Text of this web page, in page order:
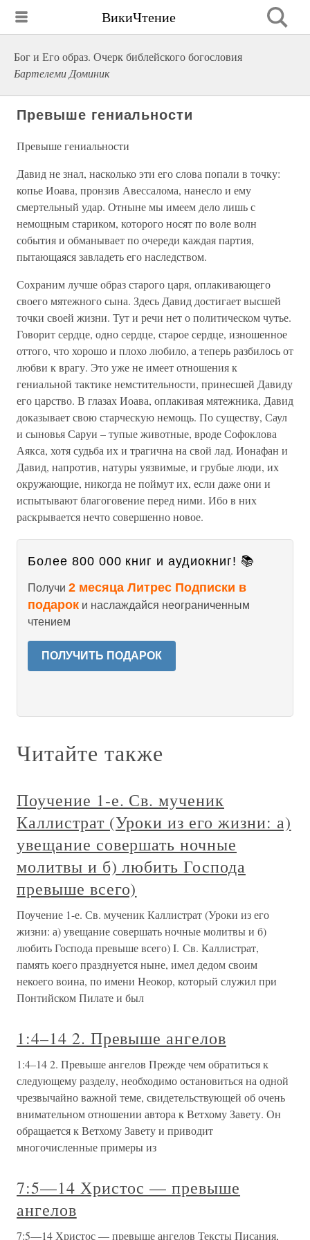
ВикиЧтение
Бог и Его образ. Очерк библейского богословия
Бартелеми Доминик
Превыше гениальности
Превыше гениальности
Давид не знал, насколько эти его слова попали в точку:
копье Иоава, пронзив Авессалома, нанесло и ему
смертельный удар. Отныне мы имеем дело лишь с
немощным стариком, которого носят по воле волн
события и обманывает по очереди каждая партия,
пытающаяся завладеть его наследством.
Сохраним лучше образ старого царя, оплакивающего
своего мятежного сына. Здесь Давид достигает высшей
точки своей жизни. Тут и речи нет о политическом чутье.
Говорит сердце, одно сердце, старое сердце, изношенное
оттого, что хорошо и плохо любило, а теперь разбилось от
любви к врагу. Это уже не имеет отношения к
гениальной тактике немстительности, принесшей Давиду
его царство. В глазах Иоава, оплакивая мятежника, Давид
доказывает свою старческую немощь. По существу, Саул
и сыновья Саруи – тупые животные, вроде Софоклова
Аякса, хотя судьба их и трагична на свой лад. Ионафан и
Давид, напротив, натуры уязвимые, и грубые люди, их
окружающие, никогда не поймут их, если даже они и
испытывают благоговение перед ними. Ибо в них
раскрывается нечто совершенно новое.
Более 800 000 книг и аудиокниг! 📚
Получи 2 месяца Литрес Подписки в
подарок и наслаждайся неограниченным
чтением
ПОЛУЧИТЬ ПОДАРОК
Читайте также
Поучение 1-е. Св. мученик
Каллистрат (Уроки из его жизни: а)
увещание совершать ночные
молитвы и б) любить Господа
превыше всего)
Поучение 1-е. Св. мученик Каллистрат (Уроки из его
жизни: а) увещание совершать ночные молитвы и б)
любить Господа превыше всего) I. Св. Каллистрат,
память коего празднуется ныне, имел дедом своим
некоего воина, по имени Неокор, который служил при
Понтийском Пилате и был
1:4–14 2. Превыше ангелов
1:4–14 2. Превыше ангелов Прежде чем обратиться к
следующему разделу, необходимо остановиться на одной
чрезвычайно важной теме, свидетельствующей об очень
внимательном отношении автора к Ветхому Завету. Он
обращается к Ветхому Завету и приводит
многочисленные примеры из
7:5—14 Христос — превыше
ангелов
7:5—14 Христос — превыше ангелов Тексты Писания,